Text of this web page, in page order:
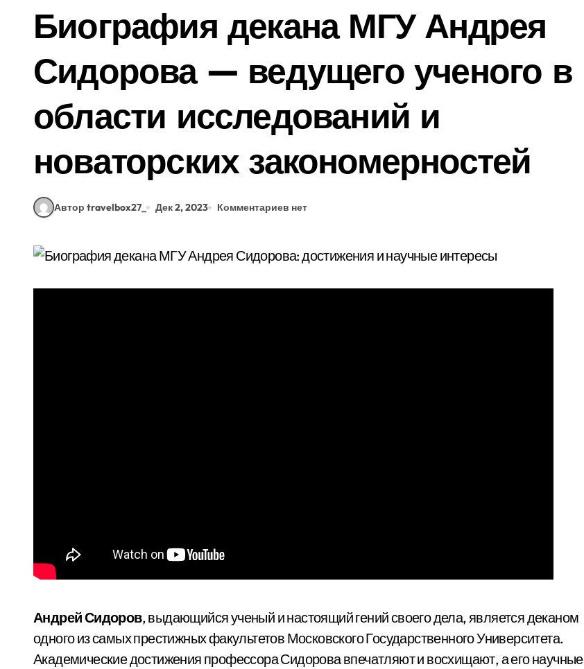
Биография декана МГУ Андрея
Сидорова — ведущего ученого в
области исследований и
новаторских закономерностей
Автор travelbox27_ Дек 2, 2023 Комментариев нет
Андрей Сидоров, выдающийся ученый и настоящий гений своего дела, является деканом
одного из самых престижных факультетов Московского Государственного Университета.
Академические достижения профессора Сидорова впечатляют и восхищают, а его научные